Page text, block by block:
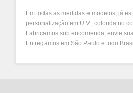
Em todas as medidas e modelos, já
personalização em U.V., colorida no
Fabricamos sob encomenda, envie
Entregamos em São Paulo e todo